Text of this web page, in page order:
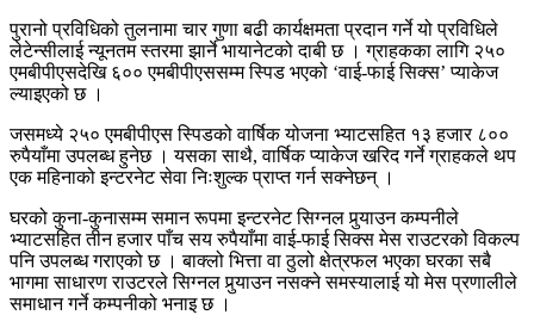
पुरानो प्रविधिको तुलनामा चार गुणा बढी कार्यक्षमता प्रदान गर्ने यो प्रविधिले
लेटेन्सीलाई न्यूनतम स्तरमा झार्ने भायानेटको दाबी छ । ग्राहकका लागि २५०
एमबीपीएसदेखि ६०० एमबीपीएससम्म स्पिड भएको ‘वाई-फाई सिक्स’ प्याकेज
ल्याइएको छ ।
जसमध्ये २५० एमबीपीएस स्पिडको वार्षिक योजना भ्याटसहित १३ हजार ८००
रुपैयाँमा उपलब्ध हुनेछ । यसका साथै, वार्षिक प्याकेज खरिद गर्ने ग्राहकले थप
एक महिनाको इन्टरनेट सेवा निःशुल्क प्राप्त गर्न सक्नेछन् ।
घरको कुना-कुनासम्म समान रूपमा इन्टरनेट सिग्नल पुर्‍याउन कम्पनीले
भ्याटसहित तीन हजार पाँच सय रुपैयाँमा वाई-फाई सिक्स मेस राउटरको विकल्प
पनि उपलब्ध गराएको छ । बाक्लो भित्ता वा ठुलो क्षेत्रफल भएका घरका सबै
भागमा साधारण राउटरले सिग्नल पुर्‍याउन नसक्ने समस्यालाई यो मेस प्रणालीले
समाधान गर्ने कम्पनीको भनाइ छ ।